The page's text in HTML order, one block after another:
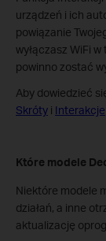
urządzeń i ich
powiązanie
wyłączasz WiFi
powinno zostać
Aby dowiedzieć
Skróty i Interakcje
Które modele
Niektóre modele
działań, a inne
aktualizację